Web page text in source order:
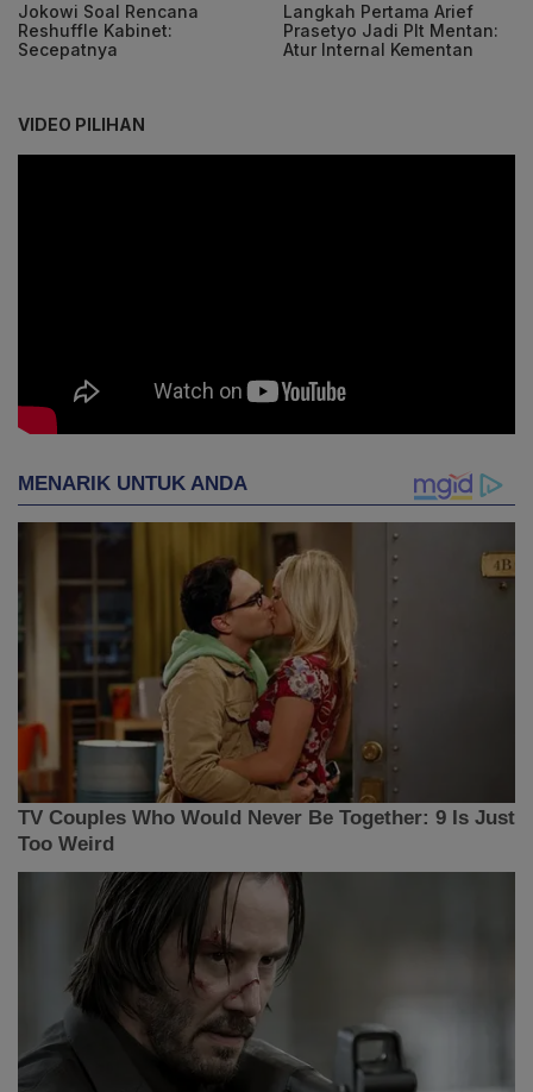
Jokowi Soal Rencana
Reshuffle Kabinet:
Secepatnya
Langkah Pertama Arief
Prasetyo Jadi Plt Mentan:
Atur Internal Kementan
VIDEO PILIHAN